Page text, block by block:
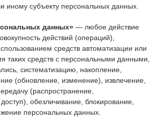
иному субъекту персональных данных.
данных» — любое действие
действий (операций),
средств автоматизации или
таких средств с персональными данными,
систематизацию, накопление,
(обновление, изменение), извлечение,
(распространение,
обезличивание, блокирование,
персональных данных.